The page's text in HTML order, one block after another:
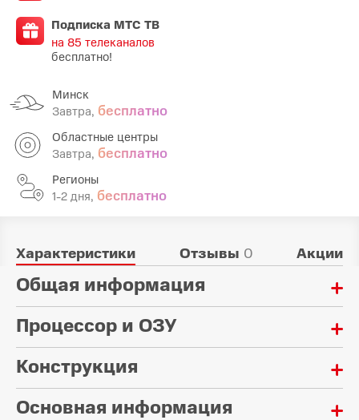
Подписка МТС ТВ
на 85 телеканалов
бесплатно!
Минск
Завтра, бесплатно
Областные центры
Завтра, бесплатно
Регионы
1-2 дня, бесплатно
Характеристики Отзывы 0 Акции
Общая информация
Гарантия:
24 месяцев
Тип:
Wi-Fi роутер
Процессор и ОЗУ
Оперативная память:
Конструкция
Ширина:
Основная информация